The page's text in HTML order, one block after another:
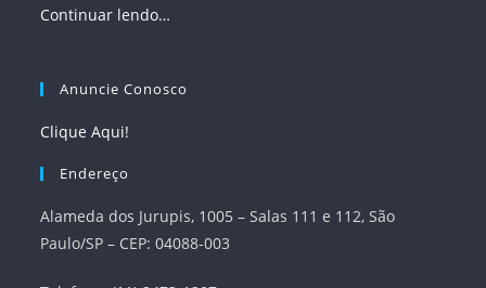
Continuar lendo…
Anuncie Conosco
Clique Aqui!
Endereço
Alameda dos Jurupis, 1005 – Salas 111 e 112, São
Paulo/SP – CEP: 04088-003